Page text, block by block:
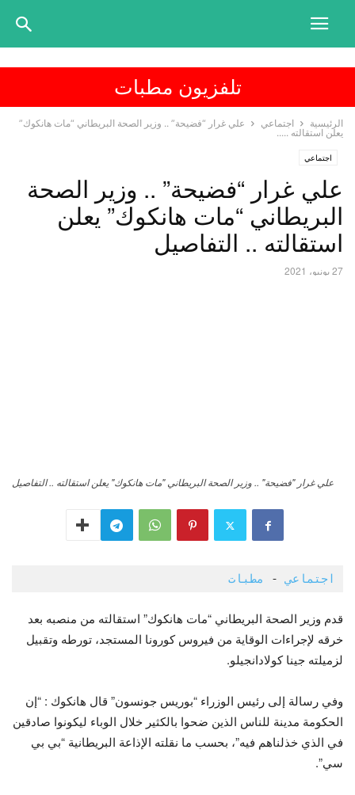
تلفزيون مطبات
الرئيسية اجتماعي
علي غرار “فضيحة” .. وزير الصحة البريطاني “مات هانكوك”
يعلن استقالته .....
اجتماعي
علي غرار “فضيحة” .. وزير الصحة
البريطاني “مات هانكوك” يعلن
استقالته .. التفاصيل
27 يونيو، 2021
علي غرار "فضيحة" .. وزير الصحة البريطاني "مات هانكوك" يعلن استقالته .. التفاصيل
اجتماعي - مطبات
قدم وزير الصحة البريطاني “مات هانكوك” استقالته من منصبه بعد
خرقه لإجراءات الوقاية من فيروس كورونا المستجد، تورطه وتقبيل
لزميلته جينا كولادانجيلو.
وفي رسالة إلى رئيس الوزراء “بوريس جونسون” قال هانكوك : “إن
الحكومة مدينة للناس الذين ضحوا بالكثير خلال الوباء ليكونوا صادقين
في الذي خذلناهم فيه”، بحسب ما نقلته الإذاعة البريطانية “بي بي
سي”.